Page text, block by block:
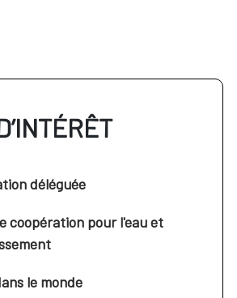
déléguée
coopération pour l'eau et
le monde